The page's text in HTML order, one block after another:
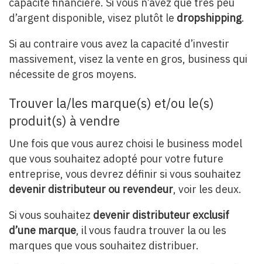
d’argent disponible, visez plutôt le dropshipping.
Si au contraire vous avez la capacité d’investir
massivement, visez la vente en gros, business qui
nécessite de gros moyens.
Trouver la/les marque(s) et/ou le(s)
produit(s) à vendre
Une fois que vous aurez choisi le business model
que vous souhaitez adopté pour votre future
entreprise, vous devrez définir si vous souhaitez
devenir distributeur ou revendeur, voir les deux.
Si vous souhaitez devenir distributeur exclusif
d’une marque, il vous faudra trouver la ou les
marques que vous souhaitez distribuer.